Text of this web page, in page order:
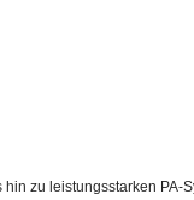
zu leistungsstarken